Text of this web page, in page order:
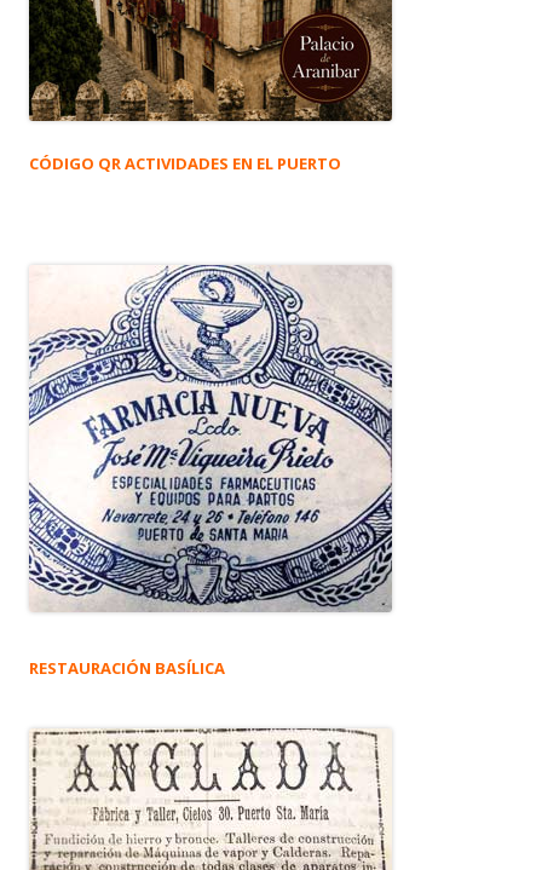
CÓDIGO QR ACTIVIDADES EN EL PUERTO
RESTAURACIÓN BASÍLICA